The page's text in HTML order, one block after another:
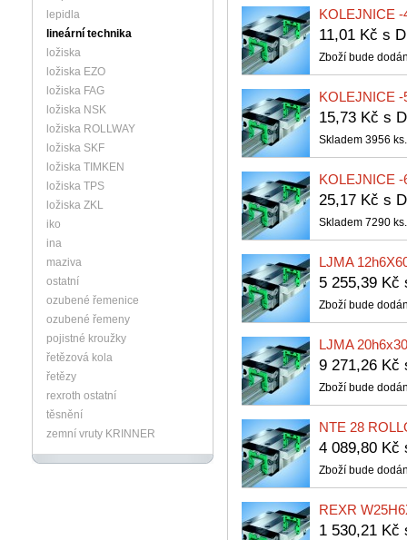
KOLEJNICE -
11,01 Kč s
Zboží bude
KOLEJNICE -
15,73 Kč s
Skladem 3956 ks.
KOLEJNICE -
25,17 Kč s
Skladem 7290 ks.
LJMA
5 255,39
Zboží bude
LJMA
9 271,26
Zboží bude
NTE 28
4 089,80
Zboží bude
REXR
1 530,21
lepidla
lineární technika
ložiska
ložiska EZO
ložiska FAG
ložiska NSK
ložiska ROLLWAY
ložiska SKF
ložiska TIMKEN
ložiska TPS
ložiska ZKL
iko
ina
maziva
ostatní
ozubené řemenice
ozubené řemeny
pojistné kroužky
řetězová kola
řetězy
rexroth ostatní
těsnění
zemní vruty KRINNER